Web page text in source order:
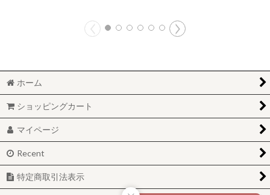
ホーム
ショッピングカート
マイページ
Recent
特定商取引法表示